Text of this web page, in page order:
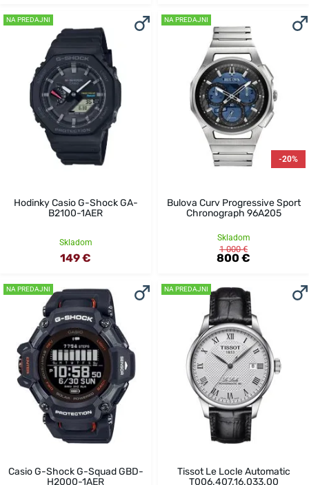
NA PREDAJNI
Hodinky Casio G-Shock GA-
B2100-1AER
Skladom
149 €
NA PREDAJNI
-20%
Bulova Curv Progressive Sport
Chronograph 96A205
Skladom
1 000 €
800 €
NA PREDAJNI
Casio G-Shock G-Squad GBD-
H2000-1AER
NA PREDAJNI
Tissot Le Locle Automatic
T006.407.16.033.00